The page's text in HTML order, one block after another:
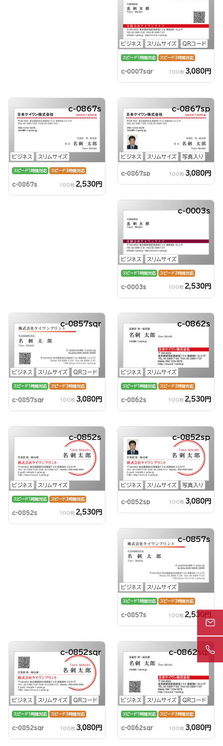
ビジネス スリムサイズ QRコード
スピード1時間対応 スピード3時間対応
c-0007sqr 100枚 3,080円
ビジネス スリムサイズ
c-0867s
スピード1時間対応 スピード3時間対応
c-0867s 100枚 2,530円
ビジネス スリムサイズ 写真入り
c-0867sp
c-0867sp 100枚 3,080円
ビジネス スリムサイズ
c-0003s
スピード1時間対応 スピード3時間対応
c-0003s 100枚 2,530円
ビジネス スリムサイズ QRコード
c-0857sqr
スピード1時間対応 スピード3時間対応
c-0857sqr 100枚 3,080円
ビジネス スリムサイズ
c-0862s
スピード1時間対応 スピード3時間対応
c-0862s 100枚 2,530円
ビジネス スリムサイズ
c-0852s
スピード1時間対応 スピード3時間対応
c-0852s 100枚 2,530円
ビジネス スリムサイズ 写真入り
c-0852sp
c-0852sp 100枚 3,080円
ビジネス スリムサイズ
c-0857s
スピード1時間対応 スピード3時間対応
c-0857s 100枚 2,530円
ビジネス スリムサイズ QRコード
c-0852sqr
スピード1時間対応 スピード3時間対応
c-0852sqr 100枚 3,080円
ビジネス スリムサイズ QRコード
c-0862sqr
スピード1時間対応 スピード3時間対応
c-0862sqr 100枚 3,080円